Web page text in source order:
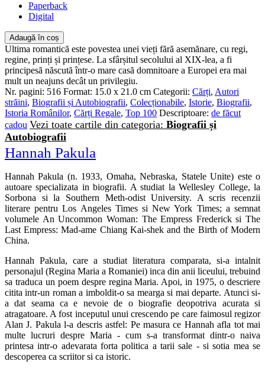
Paperback
Digital
Adaugă în coș
Ultima romantică este povestea unei vieți fără asemănare, cu regi,
regine, prinți și prințese. La sfârșitul secolului al XIX-lea, a fi
principesă născută într-o mare casă domnitoare a Europei era mai
mult un neajuns decât un privilegiu.
Nr. pagini: 516 Format: 15.0 x 21.0 cm Categorii: Cărți, Autori
străini, Biografii și Autobiografii, Colecționabile, Istorie, Biografii,
Istoria Românilor, Cărți Regale, Top 100 Descriptoare: de făcut
cadou Vezi toate cartile din categoria: Biografii și
Autobiografii
Hannah Pakula
Hannah Pakula (n. 1933, Omaha, Nebraska, Statele Unite) este o
autoare specializata in biografii. A studiat la Wellesley College, la
Sorbona si la Southern Meth-odist University. A scris recenzii
literare pentru Los Angeles Times si New York Times; a semnat
volumele An Uncommon Woman: The Empress Frederick si The
Last Empress: Mad-ame Chiang Kai-shek and the Birth of Modern
China.
Hannah Pakula, care a studiat literatura comparata, si-a intalnit
personajul (Regina Maria a Romaniei) inca din anii liceului, trebuind
sa traduca un poem despre regina Maria. Apoi, in 1975, o descriere
citita intr-un roman a imboldit-o sa mearga si mai departe. Atunci si-
a dat seama ca e nevoie de o biografie deopotriva acurata si
atragatoare. A fost inceputul unui crescendo pe care faimosul regizor
Alan J. Pakula l-a descris astfel: Pe masura ce Hannah afla tot mai
multe lucruri despre Maria - cum s-a transformat dintr-o naiva
printesa intr-o adevarata forta politica a tarii sale - si sotia mea se
descoperea ca scriitor si ca istoric.